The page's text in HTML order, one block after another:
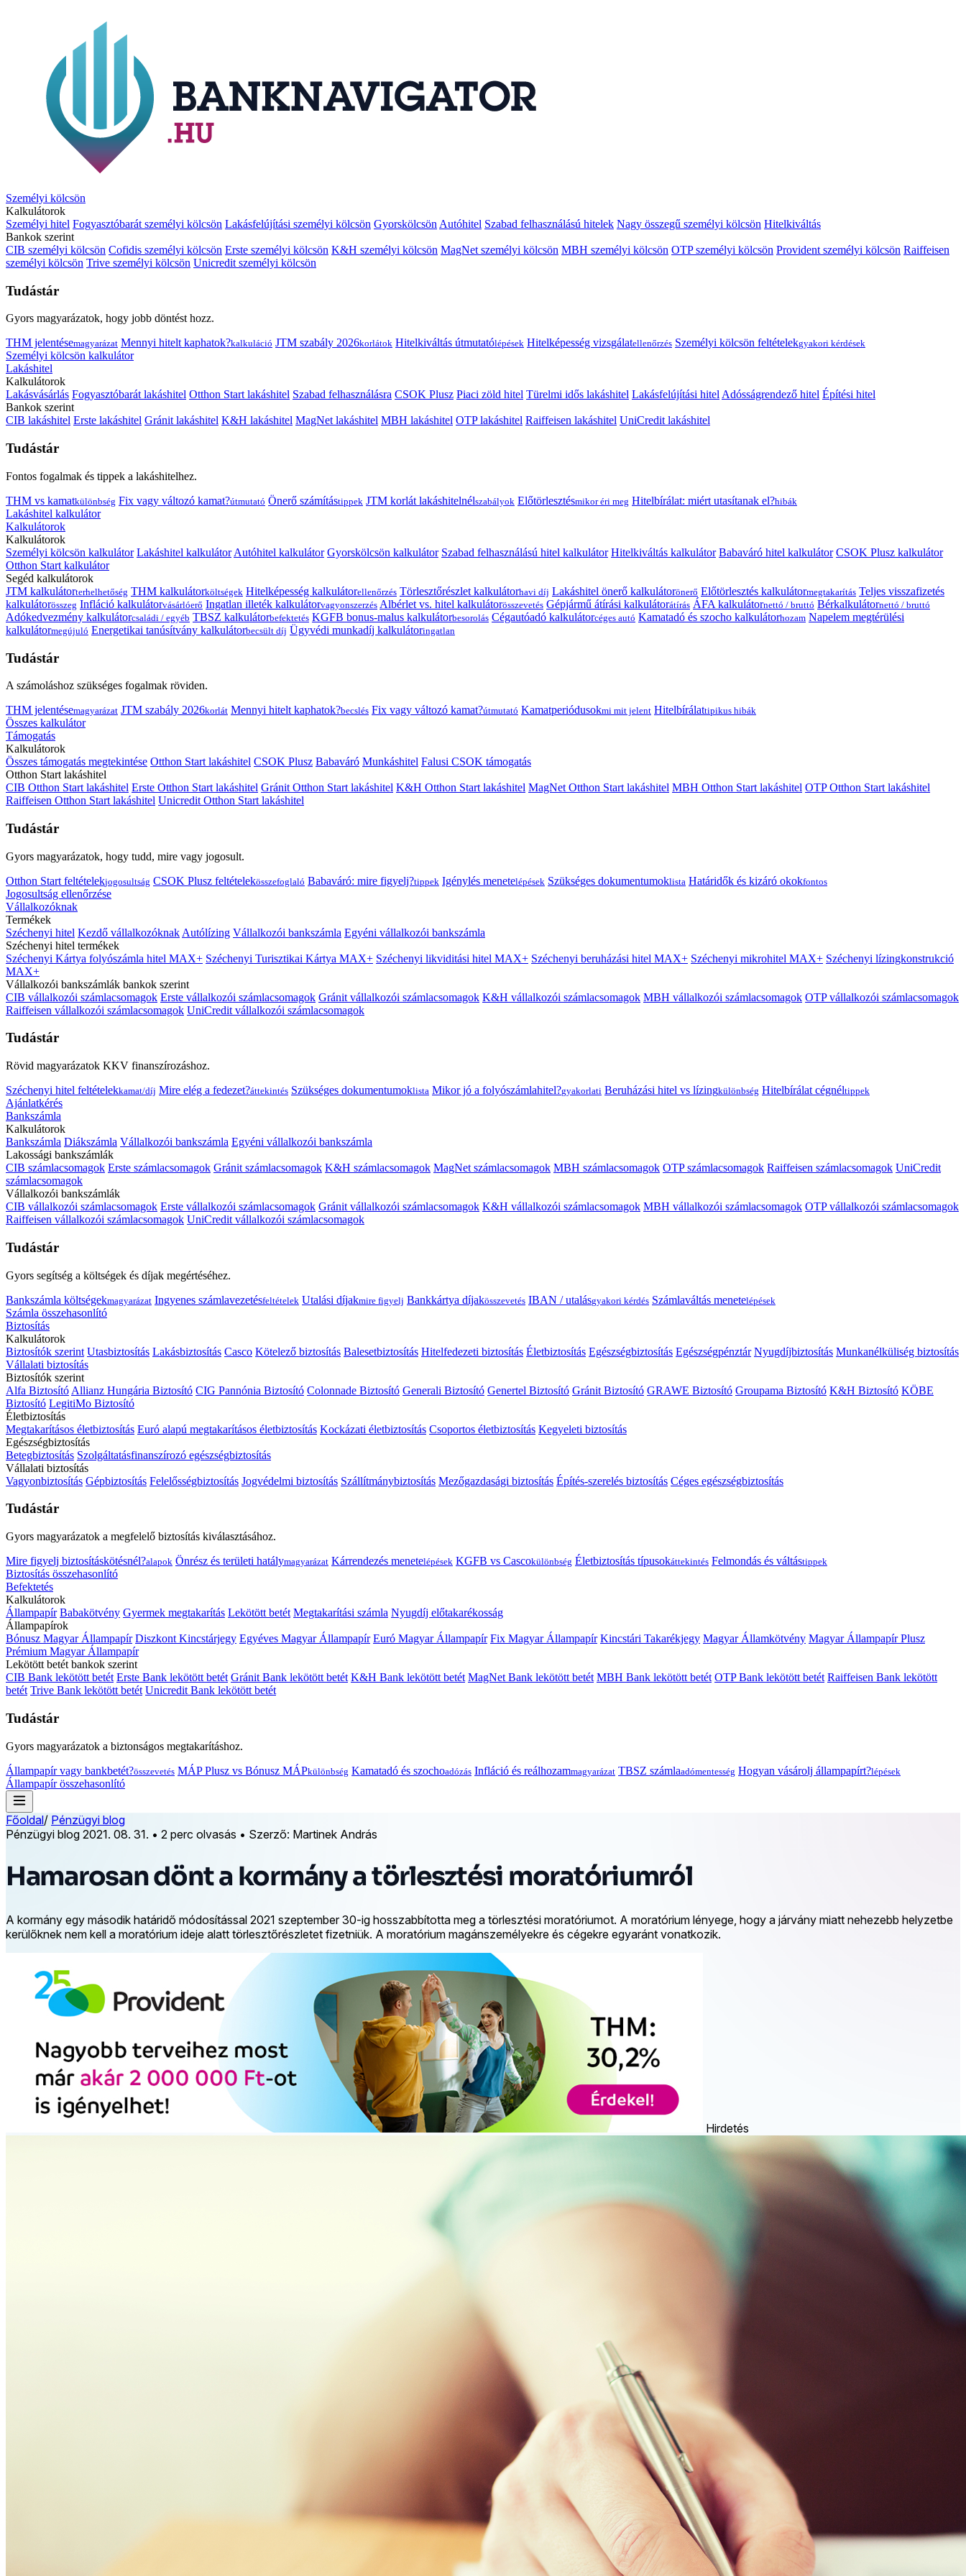
Személyi kölcsön
Kalkulátorok
Személyi hitel Fogyasztóbarát személyi kölcsön Lakásfelújítási személyi kölcsön Gyorskölcsön Autóhitel Szabad felhasználású hitelek Nagy összegű személyi kölcsön Hitelkiváltás
Bankok szerint
CIB személyi kölcsön Cofidis személyi kölcsön Erste személyi kölcsön K&H személyi kölcsön MagNet személyi kölcsön MBH személyi kölcsön OTP személyi kölcsön Provident személyi kölcsön Raiffeisen
személyi kölcsön Trive személyi kölcsön Unicredit személyi kölcsön
Tudástár
Gyors magyarázatok, hogy jobb döntést hozz.
THM jelentésemagyarázat Mennyi hitelt kaphatok?kalkuláció JTM szabály 2026korlátok Hitelkiváltás útmutatólépések Hitelképesség vizsgálatellenőrzés Személyi kölcsön feltételekgyakori kérdések
Személyi kölcsön kalkulátor
Lakáshitel
Kalkulátorok
Lakásvásárlás Fogyasztóbarát lakáshitel Otthon Start lakáshitel Szabad felhasználásra CSOK Plusz Piaci zöld hitel Türelmi idős lakáshitel Lakásfelújítási hitelAdósságrendező hitel Építési hitel
Bankok szerint
CIB lakáshitel Erste lakáshitel Gránit lakáshitel K&H lakáshitel MagNet lakáshitel MBH lakáshitel OTP lakáshitel Raiffeisen lakáshitel UniCredit lakáshitel
Tudástár
Fontos fogalmak és tippek a lakáshitelhez.
THM vs kamatkülönbség Fix vagy változó kamat?útmutató Önerő számítástippek JTM korlát lakáshitelnélszabályok Előtörlesztésmikor éri meg Hitelbírálat: miért utasítanak el?hibák
Lakáshitel kalkulátor
Kalkulátorok
Kalkulátorok
Személyi kölcsön kalkulátor Lakáshitel kalkulátor Autóhitel kalkulátor Gyorskölcsön kalkulátor Szabad felhasználású hitel kalkulátor Hitelkiváltás kalkulátor Babaváró hitel kalkulátor CSOK Plusz kalkulátor
Otthon Start kalkulátor
Segéd kalkulátorok
JTM kalkulátorterhelhetőség THM kalkulátorköltségek Hitelképesség kalkulátorellenőrzés Törlesztőrészlet kalkulátorhavi díj Lakáshitel önerő kalkulátorönerő Előtörlesztés kalkulátormegtakarítás Teljes visszafizetés
kalkulátorösszeg Infláció kalkulátorvásárlóerő Ingatlan illeték kalkulátorvagyonszerzés Albérlet vs. hitel kalkulátorösszevetés Gépjármű átírási kalkulátorátírás ÁFA kalkulátornettó / bruttó Bérkalkulátornettó / bruttó
Adókedvezmény kalkulátorcsaládi / egyéb TBSZ kalkulátorbefektetés KGFB bonus-malus kalkulátorbesorolás Cégautóadó kalkulátorcéges autó Kamatadó és szocho kalkulátorhozam Napelem megtérülési
kalkulátormegújuló Energetikai tanúsítvány kalkulátorbecsült díj Ügyvédi munkadíj kalkulátoringatlan
Tudástár
A számoláshoz szükséges fogalmak röviden.
THM jelentésemagyarázat JTM szabály 2026korlát Mennyi hitelt kaphatok?becslés Fix vagy változó kamat?útmutató Kamatperiódusokmi mit jelent Hitelbírálattipikus hibák
Összes kalkulátor
Támogatás
Kalkulátorok
Összes támogatás megtekintése Otthon Start lakáshitel CSOK Plusz Babaváró Munkáshitel Falusi CSOK támogatás
Otthon Start lakáshitel
CIB Otthon Start lakáshitel Erste Otthon Start lakáshitel Gránit Otthon Start lakáshitel K&H Otthon Start lakáshitel MagNet Otthon Start lakáshitel MBH Otthon Start lakáshitel OTP Otthon Start lakáshitel
Raiffeisen Otthon Start lakáshitel Unicredit Otthon Start lakáshitel
Tudástár
Gyors magyarázatok, hogy tudd, mire vagy jogosult.
Otthon Start feltételekjogosultság CSOK Plusz feltételekösszefoglaló Babaváró: mire figyelj?tippek Igénylés menetelépések Szükséges dokumentumoklista Határidők és kizáró okokfontos
Jogosultság ellenőrzése
Vállalkozóknak
Termékek
Széchenyi hitel Kezdő vállalkozóknak Autólízing Vállalkozói bankszámla Egyéni vállalkozói bankszámla
Széchenyi hitel termékek
Széchenyi Kártya folyószámla hitel MAX+ Széchenyi Turisztikai Kártya MAX+ Széchenyi likviditási hitel MAX+ Széchenyi beruházási hitel MAX+ Széchenyi mikrohitel MAX+ Széchenyi lízingkonstrukció
MAX+
Vállalkozói bankszámlák bankok szerint
CIB vállalkozói számlacsomagok Erste vállalkozói számlacsomagok Gránit vállalkozói számlacsomagok K&H vállalkozói számlacsomagok MBH vállalkozói számlacsomagok OTP vállalkozói számlacsomagok
Raiffeisen vállalkozói számlacsomagok UniCredit vállalkozói számlacsomagok
Tudástár
Rövid magyarázatok KKV finanszírozáshoz.
Széchenyi hitel feltételekkamat/díj Mire elég a fedezet?áttekintés Szükséges dokumentumoklista Mikor jó a folyószámlahitel?gyakorlati Beruházási hitel vs lízingkülönbség Hitelbírálat cégnéltippek
Ajánlatkérés
Bankszámla
Kalkulátorok
Bankszámla Diákszámla Vállalkozói bankszámla Egyéni vállalkozói bankszámla
Lakossági bankszámlák
CIB számlacsomagok Erste számlacsomagok Gránit számlacsomagok K&H számlacsomagok MagNet számlacsomagok MBH számlacsomagok OTP számlacsomagok Raiffeisen számlacsomagok UniCredit
számlacsomagok
Vállalkozói bankszámlák
CIB vállalkozói számlacsomagok Erste vállalkozói számlacsomagok Gránit vállalkozói számlacsomagok K&H vállalkozói számlacsomagok MBH vállalkozói számlacsomagok OTP vállalkozói számlacsomagok
Raiffeisen vállalkozói számlacsomagok UniCredit vállalkozói számlacsomagok
Tudástár
Gyors segítség a költségek és díjak megértéséhez.
Bankszámla költségekmagyarázat Ingyenes számlavezetésfeltételek Utalási díjakmire figyelj Bankkártya díjakösszevetés IBAN / utalásgyakori kérdés Számlaváltás menetelépések
Számla összehasonlító
Biztosítás
Kalkulátorok
Biztosítók szerint Utasbiztosítás Lakásbiztosítás Casco Kötelező biztosítás Balesetbiztosítás Hitelfedezeti biztosítás Életbiztosítás Egészségbiztosítás Egészségpénztár Nyugdíjbiztosítás Munkanélküliség biztosítás
Vállalati biztosítás
Biztosítók szerint
Alfa Biztosító Allianz Hungária Biztosító CIG Pannónia Biztosító Colonnade Biztosító Generali Biztosító Genertel Biztosító Gránit Biztosító GRAWE Biztosító Groupama Biztosító K&H Biztosító KÖBE
Biztosító LegitiMo Biztosító
Életbiztosítás
Megtakarításos életbiztosítás Euró alapú megtakarításos életbiztosítás Kockázati életbiztosítás Csoportos életbiztosítás Kegyeleti biztosítás
Egészségbiztosítás
Betegbiztosítás Szolgáltatásfinanszírozó egészségbiztosítás
Vállalati biztosítás
Vagyonbiztosítás Gépbiztosítás Felelősségbiztosítás Jogvédelmi biztosítás Szállítmánybiztosítás Mezőgazdasági biztosítás Építés-szerelés biztosítás Céges egészségbiztosítás
Tudástár
Gyors magyarázatok a megfelelő biztosítás kiválasztásához.
Mire figyelj biztosításkötésnél?alapok Önrész és területi hatálymagyarázat Kárrendezés menetelépések KGFB vs Cascokülönbség Életbiztosítás típusokáttekintés Felmondás és váltástippek
Biztosítás összehasonlító
Befektetés
Kalkulátorok
Állampapír Babakötvény Gyermek megtakarítás Lekötött betét Megtakarítási számla Nyugdíj előtakarékosság
Állampapírok
Bónusz Magyar Állampapír Diszkont Kincstárjegy Egyéves Magyar Állampapír Euró Magyar Állampapír Fix Magyar Állampapír Kincstári Takarékjegy Magyar Államkötvény Magyar Állampapír Plusz
Prémium Magyar Állampapír
Lekötött betét bankok szerint
CIB Bank lekötött betét Erste Bank lekötött betét Gránit Bank lekötött betét K&H Bank lekötött betét MagNet Bank lekötött betét MBH Bank lekötött betét OTP Bank lekötött betét Raiffeisen Bank lekötött
betét Trive Bank lekötött betét Unicredit Bank lekötött betét
Tudástár
Gyors magyarázatok a biztonságos megtakarításhoz.
Állampapír vagy bankbetét?összevetés MÁP Plusz vs Bónusz MÁPkülönbség Kamatadó és szochoadózás Infláció és reálhozammagyarázat TBSZ számlaadómentesség Hogyan vásárolj állampapírt?lépések
Állampapír összehasonlító
Főoldal/ Pénzügyi blog
Pénzügyi blog 2021. 08. 31. • 2 perc olvasás • Szerző: Martinek András
Hamarosan dönt a kormány a törlesztési moratóriumról
A kormány egy második határidő módosítással 2021 szeptember 30-ig hosszabbította meg a törlesztési moratóriumot. A moratórium lényege, hogy a járvány miatt nehezebb helyzetbe
kerülőknek nem kell a moratórium ideje alatt törlesztőrészletet fizetniük. A moratórium magánszemélyekre és cégekre egyaránt vonatkozik.
Hirdetés